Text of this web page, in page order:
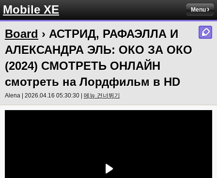
Mobile XE Menu
Board › АСТРИД, РАФАЭЛЛА И
АЛЕКСАНДРА ЭЛЬ: ОКО ЗА ОКО
(2024) СМОТРЕТЬ ОНЛАЙН
смотреть на Лордфильм в HD
Alena | 2026.04.16 05:30:30 | 메뉴 건너뛰기